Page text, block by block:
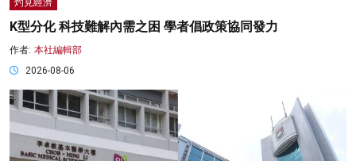
K型分化 科技難解內需之困 學者倡政策協同發力
作者: 本社編輯部
2026-08-06